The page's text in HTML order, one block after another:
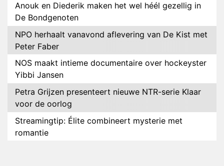
Anouk en Diederik maken het wel héél gezellig in
De Bondgenoten
NPO herhaalt vanavond aflevering van De Kist met
Peter Faber
NOS maakt intieme documentaire over hockeyster
Yibbi Jansen
Petra Grijzen presenteert nieuwe NTR-serie Klaar
voor de oorlog
Streamingtip: Élite combineert mysterie met
romantie